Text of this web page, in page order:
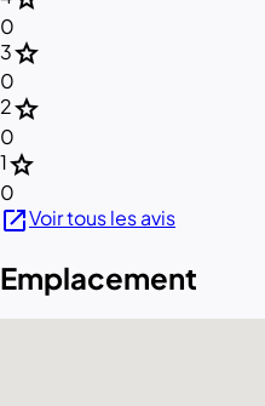
0
3star
0
2star
0
1star
0
open_in_newVoir tous les avis
Emplacement